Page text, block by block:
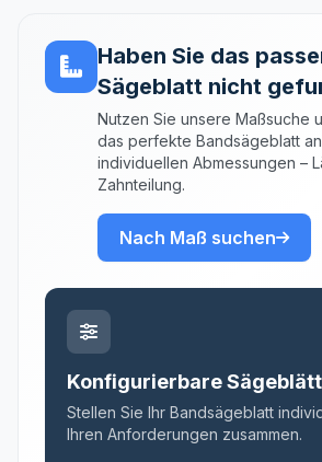
Haben Sie das
Sägeblatt nicht
Nutzen Sie unsere Maßsuche
das perfekte Bandsägeblatt
individuellen Abmessungen –
Zahnteilung.
Nach Maß suchen
Konfigurierbare
Stellen Sie Ihr Bandsägeblatt
Ihren Anforderungen zusammen.